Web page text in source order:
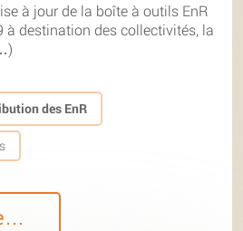
à jour de la boîte à outils EnR
à destination des collectivités, la
des EnR